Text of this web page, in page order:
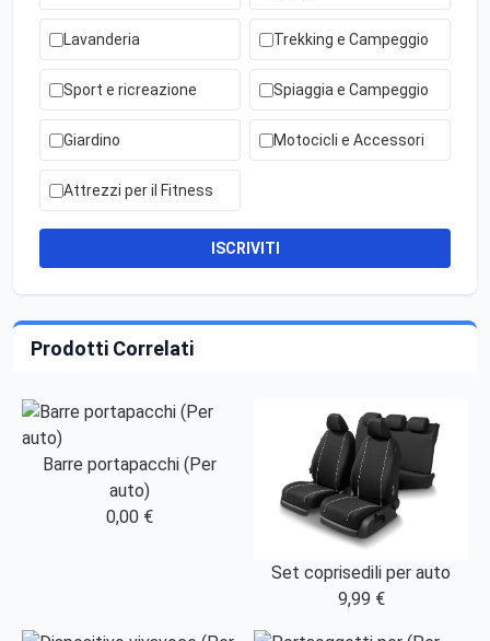
Lavanderia Trekking e Campeggio
Sport e ricreazione Spiaggia e Campeggio
Giardino Motocicli e Accessori
Attrezzi per il Fitness
ISCRIVITI
Prodotti Correlati
Barre portapacchi (Per
auto)
0,00 €
Set coprisedili per auto
9,99 €